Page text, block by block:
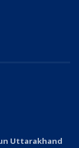
Uttarakhand